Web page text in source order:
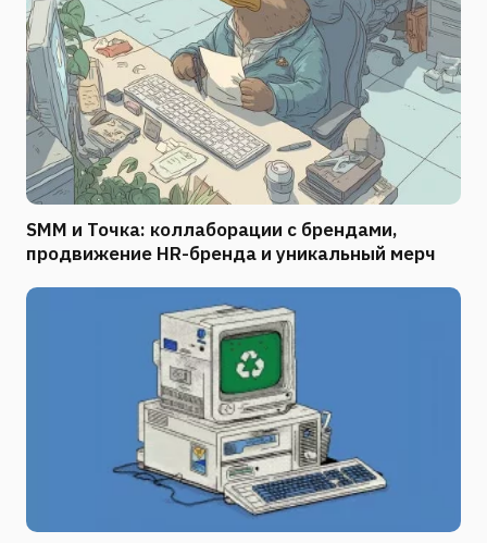
SMM и Точка: коллаборации с брендами,
продвижение HR-бренда и уникальный мерч